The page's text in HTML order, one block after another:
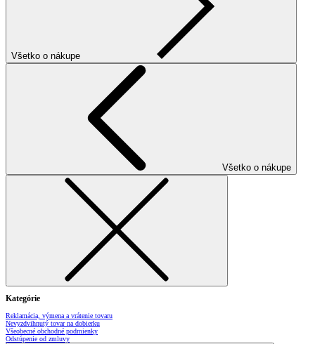
Všetko o nákupe
Všetko o nákupe
Kategórie
Reklamácia, výmena a vrátenie tovaru
Nevyzdvihnutý tovar na dobierku
Všeobecné obchodné podmienky
Odstúpenie od zmluvy